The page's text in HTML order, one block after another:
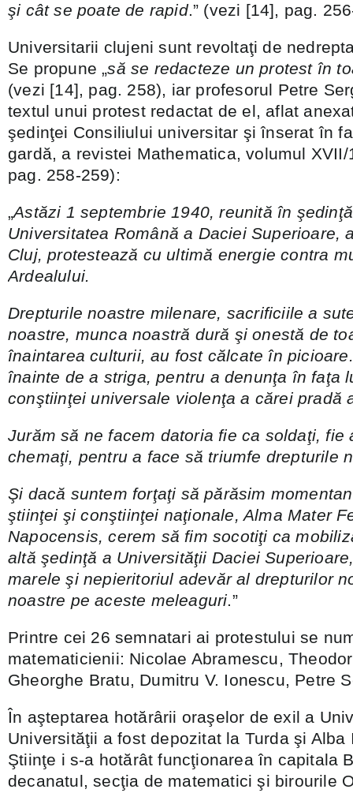
şi cât se poate de rapid.” (vezi [14], pag.
Universitarii clujeni sunt revoltaţi de
Se propune „să se redacteze un protest în
(vezi [14], pag. 258), iar profesorul Petre
textul unui protest redactat de el, aflat
şedinţei Consiliului universitar şi înserat în
gardă, a revistei Mathematica, volumul
pag. 258-259):
„Astăzi 1 septembrie 1940, reunită în
Universitatea Română a Daciei Superioare,
Cluj, protestează cu ultimă energie contra
Ardealului.
Drepturile noastre milenare, sacrificiile a
noastre, munca noastră dură şi onestă de
înaintarea culturii, au fost călcate în
înainte de a striga, pentru a denunţa în faţa
conştiinţei universale violenţa a cărei pradă
Jurăm să ne facem datoria fie ca soldaţi, fie
chemaţi, pentru a face să triumfe drepturile
Şi dacă suntem forţaţi să părăsim
ştiinţei şi conştiinţei naţionale, Alma Mater
Napocensis, cerem să fim socotiţi ca
altă şedinţă a Universităţii Daciei
marele şi nepieritoriul adevăr al drepturilor
noastre pe aceste meleaguri.”
Printre cei 26 semnatari ai protestului se
matematicienii: Nicolae Abramescu,
Gheorghe Bratu, Dumitru V. Ionescu, Petre
În aşteptarea hotărârii oraşelor de exil a
Universităţii a fost depozitat la Turda şi Alba
Ştiinţe i s-a hotărât funcţionarea în capitala
decanatul, secţia de matematici şi birourile